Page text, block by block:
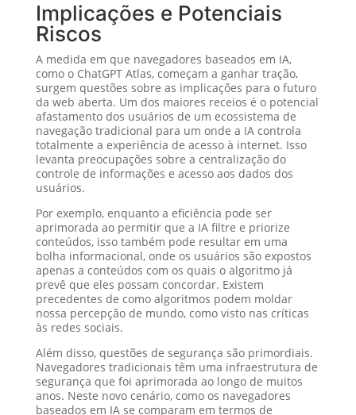
Implicações e Potenciais
Riscos
A medida em que navegadores baseados em IA,
como o ChatGPT Atlas, começam a ganhar tração,
surgem questões sobre as implicações para o futuro
da web aberta. Um dos maiores receios é o potencial
afastamento dos usuários de um ecossistema de
navegação tradicional para um onde a IA controla
totalmente a experiência de acesso à internet. Isso
levanta preocupações sobre a centralização do
controle de informações e acesso aos dados dos
usuários.
Por exemplo, enquanto a eficiência pode ser
aprimorada ao permitir que a IA filtre e priorize
conteúdos, isso também pode resultar em uma
bolha informacional, onde os usuários são expostos
apenas a conteúdos com os quais o algoritmo já
prevê que eles possam concordar. Existem
precedentes de como algoritmos podem moldar
nossa percepção de mundo, como visto nas críticas
às redes sociais.
Além disso, questões de segurança são primordiais.
Navegadores tradicionais têm uma infraestrutura de
segurança que foi aprimorada ao longo de muitos
anos. Neste novo cenário, como os navegadores
baseados em IA se comparam em termos de